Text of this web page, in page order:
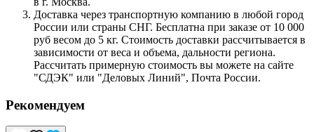
Доставка через транспортную компанию в любой город
России или страны СНГ. Бесплатна при заказе от 10 000
руб весом до 5 кг. Стоимость доставки рассчитывается в
зависимости от веса и объема, дальности региона.
Рассчитать примерную стоимость вы можете на сайте
"СДЭК" или "Деловых Линий", Почта России.
Рекомендуем